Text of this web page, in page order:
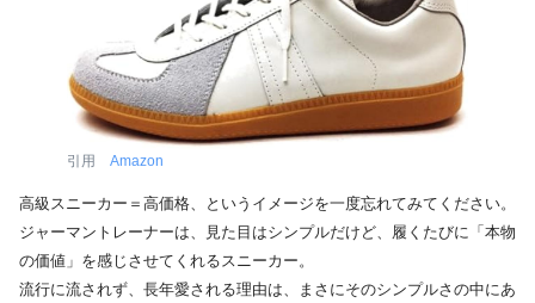
引用 Amazon
高級スニーカー＝高価格、というイメージを一度忘れてみてください。
ジャーマントレーナーは、見た目はシンプルだけど、履くたびに「本物
の価値」を感じさせてくれるスニーカー。
流行に流されず、長年愛される理由は、まさにそのシンプルさの中にあ